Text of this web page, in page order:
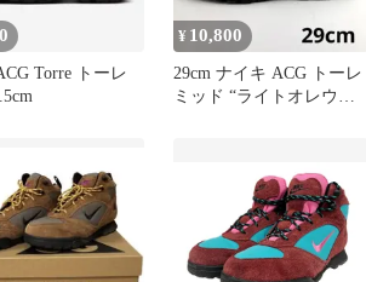
Torre トーレ
¥ 10,800
29cm ナイキ ACG トーレ
ミッド “ライトオレウッ